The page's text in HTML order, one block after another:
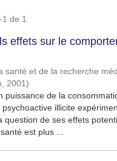
de 1
effets sur le
santé et de la recherche
, 2001)
puissance de la
illicite
question de ses effets
est plus ...